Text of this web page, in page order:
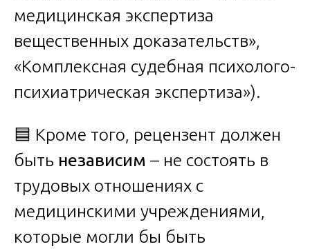
медицинская экспертиза
вещественных доказательств»,
«Комплексная судебная психолого-
психиатрическая экспертиза»).
🟦 Кроме того, рецензент должен
быть независим – не состоять в
трудовых отношениях с
медицинскими учреждениями,
которые могли бы быть